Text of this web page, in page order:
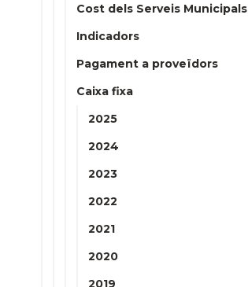
Cost dels Serveis Municipals
Indicadors
Pagament a proveïdors
Caixa fixa
2025
2024
2023
2022
2021
2020
2019